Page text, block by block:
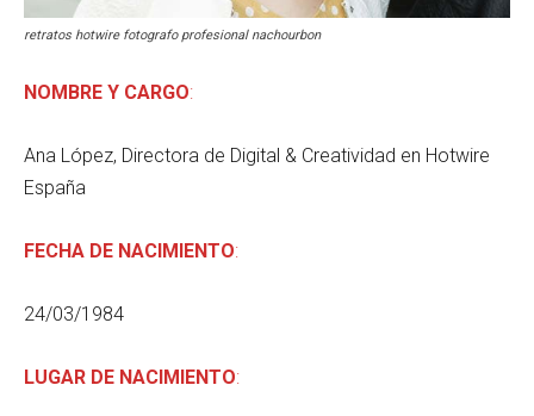
retratos hotwire fotografo profesional nachourbon
NOMBRE Y CARGO:
Ana López, Directora de Digital & Creatividad en Hotwire
España
FECHA DE NACIMIENTO:
24/03/1984
LUGAR DE NACIMIENTO: